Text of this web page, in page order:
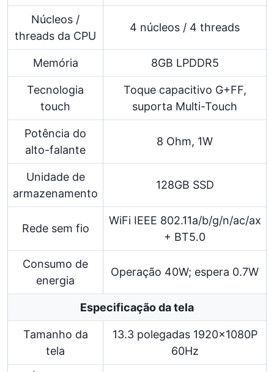
Núcleos /
threads da CPU
4 núcleos / 4 threads
Memória 8GB LPDDR5
Tecnologia
touch
Toque capacitivo G+FF,
suporta Multi-Touch
Potência do
alto-falante
8 Ohm, 1W
Unidade de
armazenamento
128GB SSD
Rede sem fio
WiFi IEEE 802.11a/b/g/n/ac/ax
+ BT5.0
Consumo de
energia
Operação 40W; espera 0.7W
Especificação da tela
Tamanho da
tela
13.3 polegadas 1920×1080P
60Hz